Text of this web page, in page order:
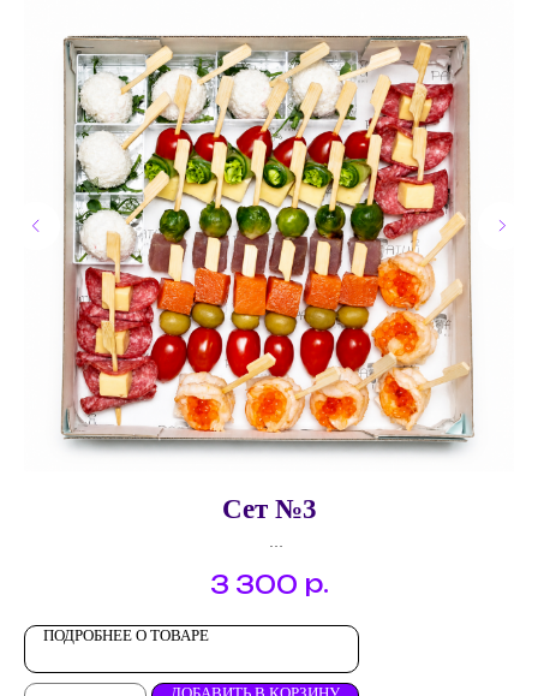
Сет №3
Канапе "Тунец с брюссельской капустой"
Канапе "Королевская креветка"
Канапе "Семга с авокадо"
Сырный изыск "Крабовая палочка в кокосовой стружке"
3 300 р.
ПОДРОБНЕЕ О ТОВАРЕ